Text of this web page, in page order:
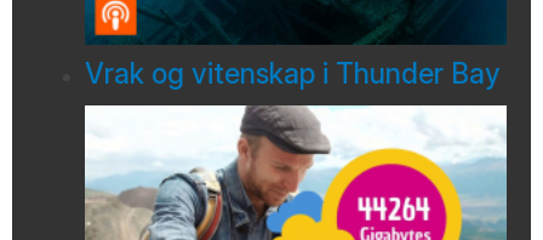
Vrak og vitenskap i Thunder Bay